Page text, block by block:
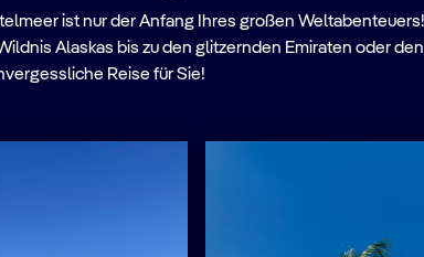
ist nur der Anfang Ihres großen
Alaskas bis zu den glitzernden Emiraten oder
Reise für Sie!